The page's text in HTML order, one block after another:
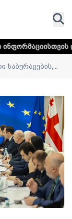
დააკლიკეთ ლინკს
საბურავების,...